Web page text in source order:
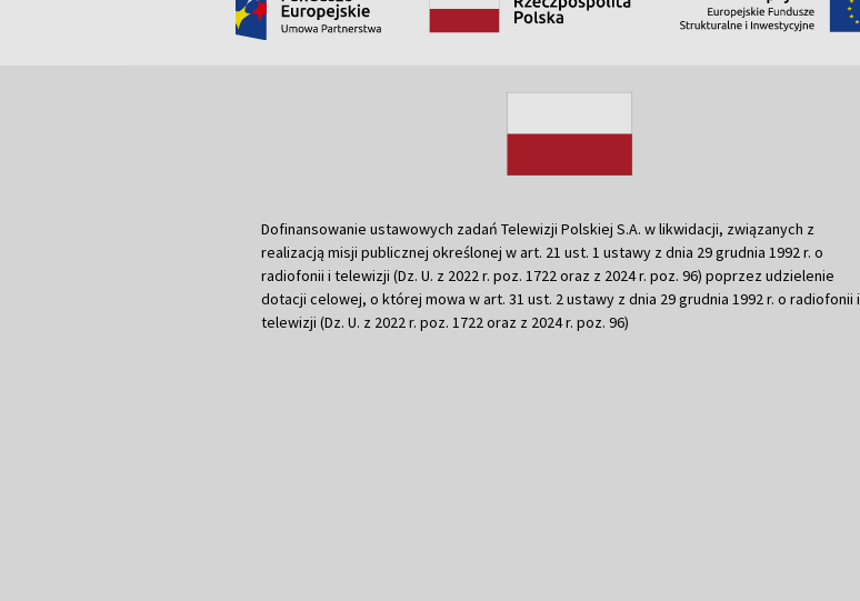
Dofinansowanie ustawowych zadań Telewizji Polskiej S.A. w likwidacji, związanych z
realizacją misji publicznej określonej w art. 21 ust. 1 ustawy z dnia 29 grudnia 1992 r. o
radiofonii i telewizji (Dz. U. z 2022 r. poz. 1722 oraz z 2024 r. poz. 96) poprzez udzielenie
dotacji celowej, o której mowa w art. 31 ust. 2 ustawy z dnia 29 grudnia 1992 r. o radiofonii i
telewizji (Dz. U. z 2022 r. poz. 1722 oraz z 2024 r. poz. 96)